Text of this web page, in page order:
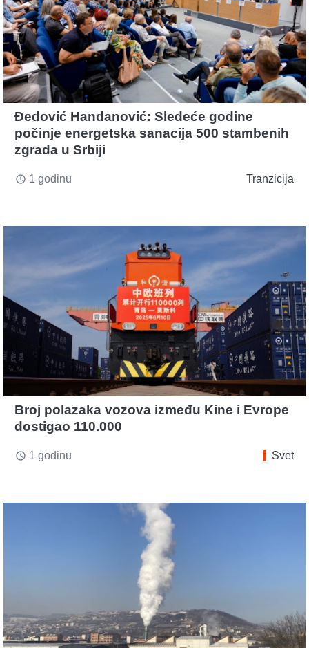
Đedović Handanović: Sledeće godine
počinje energetska sanacija 500 stambenih
zgrada u Srbiji
access_time 1 godinu Tranzicija
Broj polazaka vozova između Kine i Evrope
dostigao 110.000
access_time 1 godinu Svet